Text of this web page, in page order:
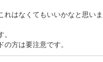
れはなくてもいいかなと思いま
方は要注意です。